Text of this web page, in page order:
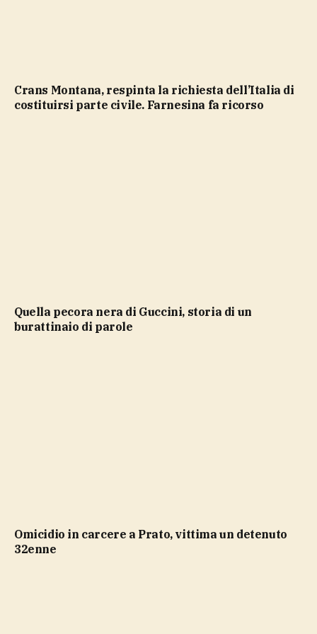
Crans Montana, respinta la richiesta dell’Italia di
costituirsi parte civile. Farnesina fa ricorso
Quella pecora nera di Guccini, storia di un
burattinaio di parole
Omicidio in carcere a Prato, vittima un detenuto
32enne